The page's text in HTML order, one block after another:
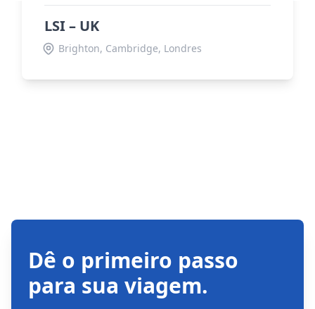
LSI – UK
Brighton, Cambridge, Londres
Dê o primeiro passo
para sua viagem.